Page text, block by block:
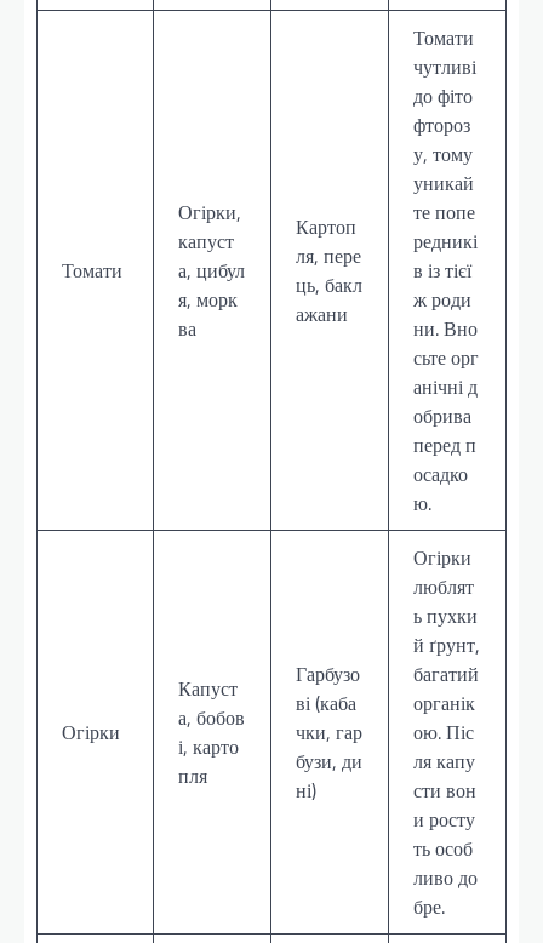
Томати
Огірки,
капуст
а, цибул
я, морк
ва
Картоп
ля, пере
ць, бакл
ажани
Томати
чутливі
до фіто
фтороз
у, тому
уникай
те попе
редникі
в із тієї
ж роди
ни. Вно
сьте орг
анічні д
обрива
перед п
осадко
ю.
Огірки
Капуст
а, бобов
і, карто
пля
Гарбузо
ві (каба
чки, гар
бузи, ди
ні)
Огірки
люблят
ь пухки
й ґрунт,
багатий
органік
ою. Піс
ля капу
сти вон
и росту
ть особ
ливо до
бре.